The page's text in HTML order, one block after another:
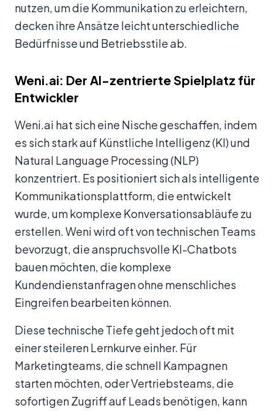
nutzen, um die Kommunikation zu erleichtern,
decken ihre Ansätze leicht unterschiedliche
Bedürfnisse und Betriebsstile ab.
Weni.ai: Der AI-zentrierte Spielplatz für
Entwickler
Weni.ai hat sich eine Nische geschaffen, indem
es sich stark auf Künstliche Intelligenz (KI) und
Natural Language Processing (NLP)
konzentriert. Es positioniert sich als intelligente
Kommunikationsplattform, die entwickelt
wurde, um komplexe Konversationsabläufe zu
erstellen. Weni wird oft von technischen Teams
bevorzugt, die anspruchsvolle KI-Chatbots
bauen möchten, die komplexe
Kundendienstanfragen ohne menschliches
Eingreifen bearbeiten können.
Diese technische Tiefe geht jedoch oft mit
einer steileren Lernkurve einher. Für
Marketingteams, die schnell Kampagnen
starten möchten, oder Vertriebsteams, die
sofortigen Zugriff auf Leads benötigen, kann